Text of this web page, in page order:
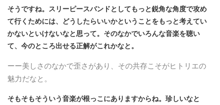
そうですね。スリーピースバンドとしてもっと鋭角な角度で攻め
て行くためには、どうしたらいいかということをもっと考えてい
かないといけないなと思って。そのなかでいろんな音楽を聴い
て、今のところ出せる正解がこれかなと。
ーー美しさのなかで歪さがあり、その共存こそがヒトリエの
魅力だなと。
そもそもそういう音楽が根っこにありますからね。珍しいなと